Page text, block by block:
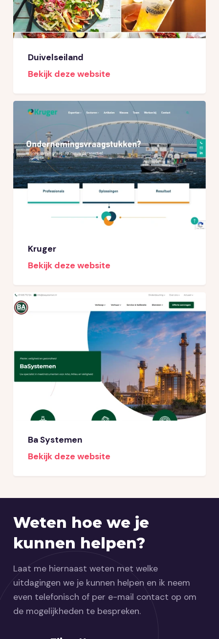
Duivelseiland
Bekijk deze website
Kruger
Bekijk deze website
Ba Systemen
Bekijk deze website
Weten hoe we je
kunnen helpen?
Laat me hiernaast weten met welke
uitdagingen we je kunnen helpen en ik neem
even telefonisch of per e-mail contact op om
de mogelijkheden te bespreken.